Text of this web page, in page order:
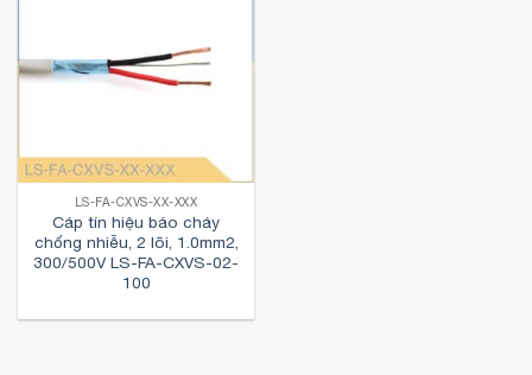
LS-FA-CXVS-XX-XXX
Cáp tín hiệu báo cháy
chống nhiễu, 2 lõi, 1.0mm2,
300/500V LS-FA-CXVS-02-
100